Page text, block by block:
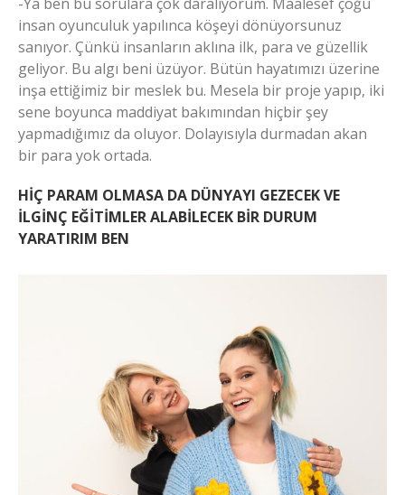
-Ya ben bu sorulara çok daralıyorum. Maalesef çoğu
insan oyunculuk yapılınca köşeyi dönüyorsunuz
sanıyor. Çünkü insanların aklına ilk, para ve güzellik
geliyor. Bu algı beni üzüyor. Bütün hayatımızı üzerine
inşa ettiğimiz bir meslek bu. Mesela bir proje yapıp, iki
sene boyunca maddiyat bakımından hiçbir şey
yapmadığımız da oluyor. Dolayısıyla durmadan akan
bir para yok ortada.
HİÇ PARAM OLMASA DA DÜNYAYI GEZECEK VE
İLGİNÇ EĞİTİMLER ALABİLECEK BİR DURUM
YARATIRIM BEN